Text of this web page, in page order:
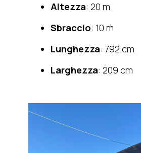
Altezza: 20 m
Sbraccio: 10 m
Lunghezza: 792 cm
Larghezza: 209 cm